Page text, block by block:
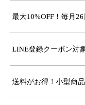
最大10%OFF！毎月
LINE登録クーポン対
送料がお得！小型商